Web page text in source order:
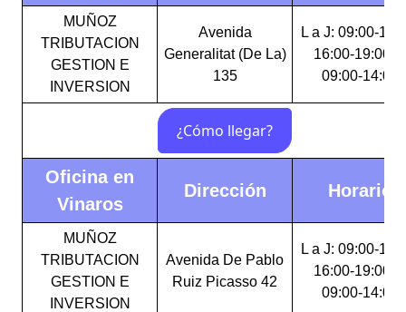
MUÑOZ
TRIBUTACION
GESTION E
INVERSION
Avenida
Generalitat (De La)
135
L a J: 09:00-
16:00-19:00 V:
09:00-14:00
Oficina en
Vinaros
Dirección Horario
MUÑOZ
TRIBUTACION
GESTION E
INVERSION
Avenida De Pablo
Ruiz Picasso 42
L a J: 09:00-
16:00-19:00 V:
09:00-14:00